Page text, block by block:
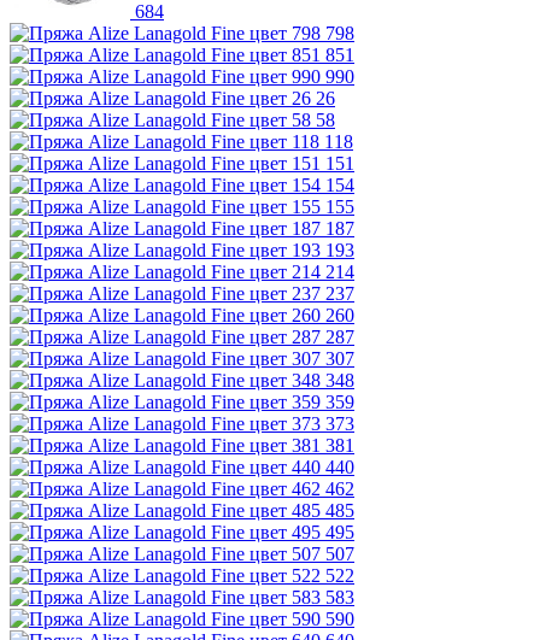
684
798
851
990
26
58
118
151
154
155
187
193
214
237
260
287
307
348
359
373
381
440
462
485
495
507
522
583
590